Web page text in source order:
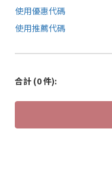
使用優惠代碼
使用推薦代碼
合計 (0 件):